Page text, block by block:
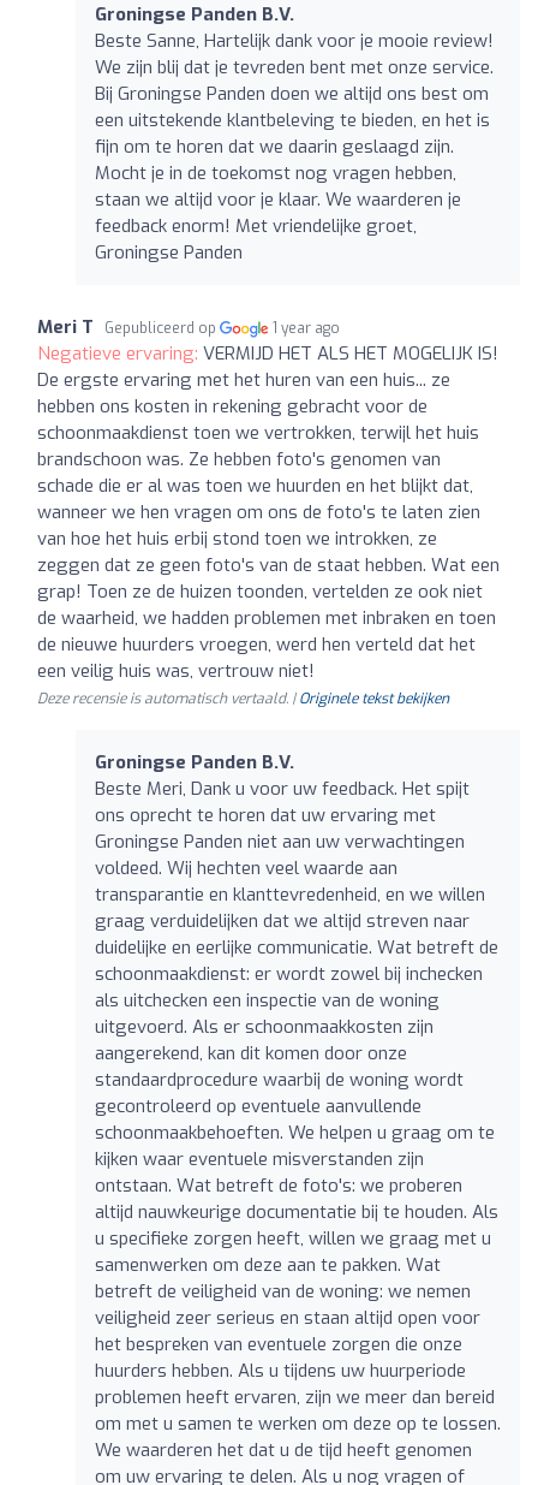
Groningse Panden B.V.
Beste Sanne, Hartelijk dank voor je mooie review!
We zijn blij dat je tevreden bent met onze service.
Bij Groningse Panden doen we altijd ons best om
een uitstekende klantbeleving te bieden, en het is
fijn om te horen dat we daarin geslaagd zijn.
Mocht je in de toekomst nog vragen hebben,
staan we altijd voor je klaar. We waarderen je
feedback enorm! Met vriendelijke groet,
Groningse Panden
Meri T Gepubliceerd op 1 year ago
Negatieve ervaring: VERMIJD HET ALS HET MOGELIJK IS!
De ergste ervaring met het huren van een huis... ze
hebben ons kosten in rekening gebracht voor de
schoonmaakdienst toen we vertrokken, terwijl het huis
brandschoon was. Ze hebben foto's genomen van
schade die er al was toen we huurden en het blijkt dat,
wanneer we hen vragen om ons de foto's te laten zien
van hoe het huis erbij stond toen we introkken, ze
zeggen dat ze geen foto's van de staat hebben. Wat een
grap! Toen ze de huizen toonden, vertelden ze ook niet
de waarheid, we hadden problemen met inbraken en toen
de nieuwe huurders vroegen, werd hen verteld dat het
een veilig huis was, vertrouw niet!
Deze recensie is automatisch vertaald. |Originele tekst bekijken
Groningse Panden B.V.
Beste Meri, Dank u voor uw feedback. Het spijt
ons oprecht te horen dat uw ervaring met
Groningse Panden niet aan uw verwachtingen
voldeed. Wij hechten veel waarde aan
transparantie en klanttevredenheid, en we willen
graag verduidelijken dat we altijd streven naar
duidelijke en eerlijke communicatie. Wat betreft de
schoonmaakdienst: er wordt zowel bij inchecken
als uitchecken een inspectie van de woning
uitgevoerd. Als er schoonmaakkosten zijn
aangerekend, kan dit komen door onze
standaardprocedure waarbij de woning wordt
gecontroleerd op eventuele aanvullende
schoonmaakbehoeften. We helpen u graag om te
kijken waar eventuele misverstanden zijn
ontstaan. Wat betreft de foto's: we proberen
altijd nauwkeurige documentatie bij te houden. Als
u specifieke zorgen heeft, willen we graag met u
samenwerken om deze aan te pakken. Wat
betreft de veiligheid van de woning: we nemen
veiligheid zeer serieus en staan altijd open voor
het bespreken van eventuele zorgen die onze
huurders hebben. Als u tijdens uw huurperiode
problemen heeft ervaren, zijn we meer dan bereid
om met u samen te werken om deze op te lossen.
We waarderen het dat u de tijd heeft genomen
om uw ervaring te delen. Als u nog vragen of